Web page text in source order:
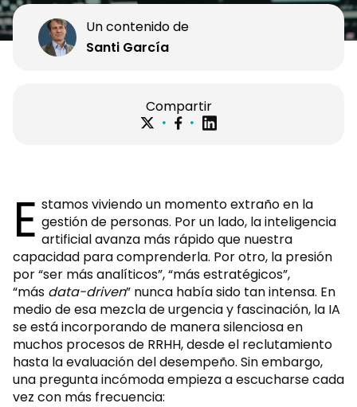
Un contenido de
Santi García
Compartir
E stamos viviendo un momento extraño en la
gestión de personas. Por un lado, la inteligencia
artificial avanza más rápido que nuestra
capacidad para comprenderla. Por otro, la presión
por “ser más analíticos”, “más estratégicos”,
“más data-driven” nunca había sido tan intensa. En
medio de esa mezcla de urgencia y fascinación, la IA
se está incorporando de manera silenciosa en
muchos procesos de RRHH, desde el reclutamiento
hasta la evaluación del desempeño. Sin embargo,
una pregunta incómoda empieza a escucharse cada
vez con más frecuencia: